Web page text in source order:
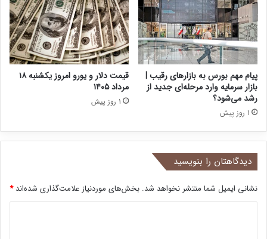
پیام مهم بورس به بازارهای رقیب |
بازار سرمایه وارد مرحله‌ای جدید از
رشد می‌شود؟
1 روز پیش
قیمت دلار و یورو امروز یکشنبه ۱۸
مرداد ۱۴۰۵
1 روز پیش
دیدگاهتان را بنویسید
نشانی ایمیل شما منتشر نخواهد شد. بخش‌های موردنیاز علامت‌گذاری شده‌اند*